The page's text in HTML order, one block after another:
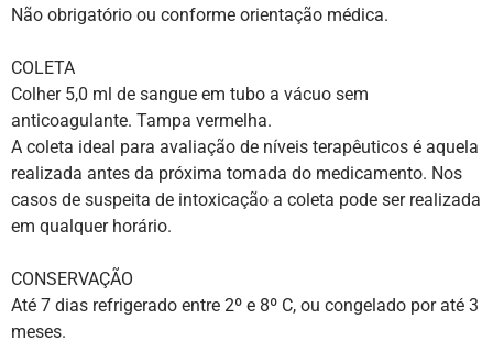
Não obrigatório ou conforme orientação médica.
COLETA
Colher 5,0 ml de sangue em tubo a vácuo sem
anticoagulante. Tampa vermelha.
A coleta ideal para avaliação de níveis terapêuticos é aquela
realizada antes da próxima tomada do medicamento. Nos
casos de suspeita de intoxicação a coleta pode ser realizada
em qualquer horário.
CONSERVAÇÃO
Até 7 dias refrigerado entre 2º e 8º C, ou congelado por até 3
meses.